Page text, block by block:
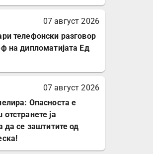
07 август 2026
телефонски разговор
на дипломатијата Ед
07 август 2026
Опасноста е
ја
да се заштитите од